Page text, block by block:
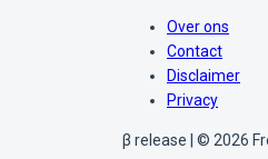
Over ons
Contact
Disclaimer
Privacy
β release | © 2026